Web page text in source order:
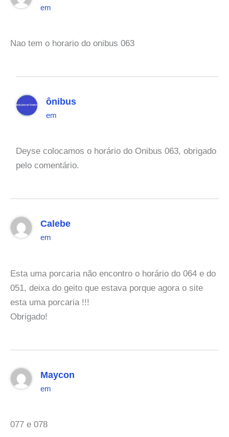
em
Nao tem o horario do onibus 063
ônibus
em
Deyse colocamos o horário do Onibus 063, obrigado
pelo comentário.
Calebe
em
Esta uma porcaria não encontro o horário do 064 e do
051, deixa do geito que estava porque agora o site
esta uma porcaria !!!
Obrigado!
Maycon
em
077 e 078